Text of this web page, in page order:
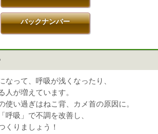
バックナンバー
なって、呼吸が浅くなったり、
人が増えています。
使い過ぎはねこ背、カメ首の原因に。
呼吸」で不調を改善し、
くりましょう！